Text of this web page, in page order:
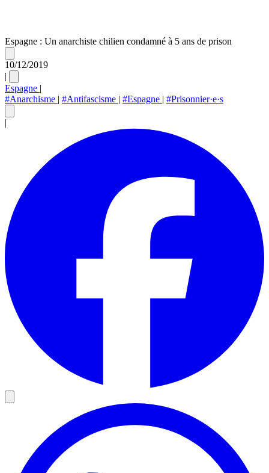
Espagne : Un anarchiste chilien condamné à 5 ans de prison
10/12/2019
|
Espagne |
#Anarchisme | #Antifascisme | #Espagne | #Prisonnier·e·s
|